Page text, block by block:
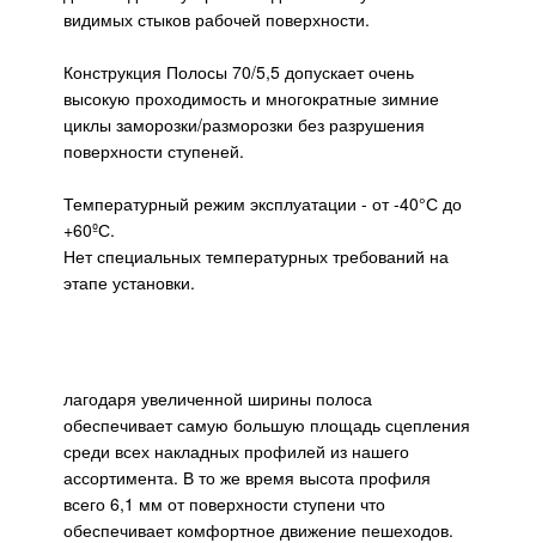
видимых стыков рабочей поверхности.
Конструкция Полосы 70/5,5 допускает очень
высокую проходимость и многократные зимние
циклы заморозки/разморозки без разрушения
поверхности ступеней.
Температурный режим эксплуатации - от -40°С до
+60ºС.
Нет специальных температурных требований на
этапе установки.
лагодаря увеличенной ширины полоса
обеспечивает самую большую площадь сцепления
среди всех накладных профилей из нашего
ассортимента. В то же время высота профиля
всего 6,1 мм от поверхности ступени что
обеспечивает комфортное движение пешеходов.